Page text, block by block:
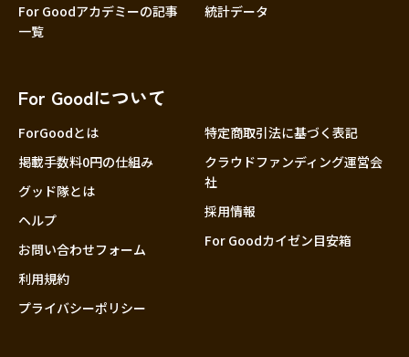
大分
For Goodアカデミーの記事
一覧
統計データ
For Goodについて
ForGoodとは
掲載手数料0円の仕組み
グッド隊とは
ヘルプ
お問い合わせフォーム
利用規約
プライバシーポリシー
特定商取引法に基づく表記
クラウドファンディング運営会
社
採用情報
For Goodカイゼン目安箱